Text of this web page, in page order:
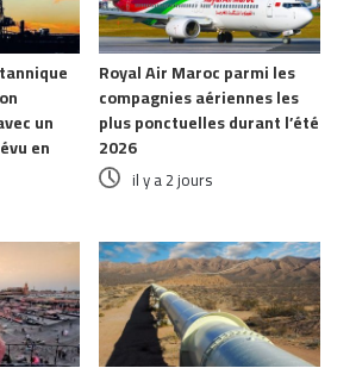
un
en
Royal Air Maroc parmi les
compagnies aériennes les
plus ponctuelles durant l’été
2026
il y a 2 jours